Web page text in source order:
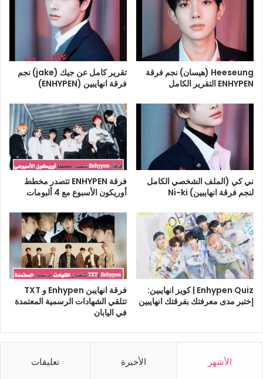
Heeseung (هيسان) نجم فرقة
ENHYPEN التقرير الكامل
تقرير كامل عن جيك (jake) نجم
فرقة انهايبين (ENHYPEN)
ني كي (الملف الشخصي الكامل
لنجم فرقة انهايبين) Ni-ki
فرقة ENHYPEN تتصدر مخطط
أوريكون الأسبوع مع 4 ألبومات
Enhypen Quiz | كويز انهايبين:
إختبر مدى معرفتك بفرقتك انهايبين
فرقة انهايبن Enhypen و TXT
تتلقي الشهادات الرسمية المعتمدة
في اليابان
الأشهر الأخيرة تعليقات